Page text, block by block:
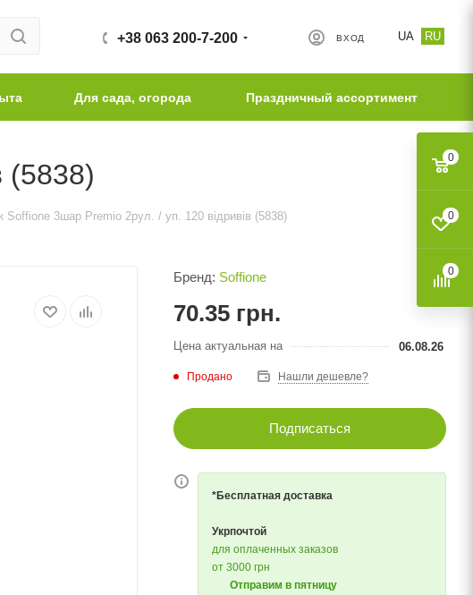
UA RU
ВХОД
+38 063 200-7-200
Для сада, огорода Праздничный ассортимент
(5838)
Soffione 3шар Premio 2рул. / уп. 120 відривів (5838)
Бренд: Soffione
70.35 грн.
Цена актуальная на 06.08.26
Продано Нашли дешевле?
Подписаться
*Бесплатная доставка
Укрпочтой
для оплаченных заказов
от 3000 грн
Отправим в пятницу
0
0
0